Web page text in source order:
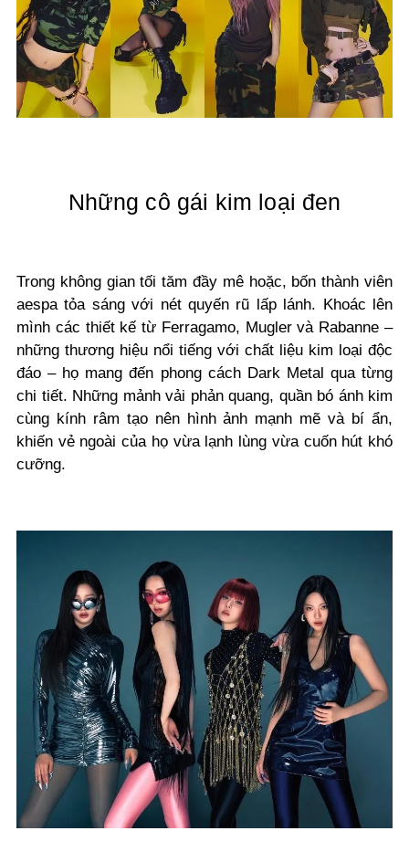
Những cô gái kim loại đen
Trong không gian tối tăm đầy mê hoặc, bốn thành viên
aespa tỏa sáng với nét quyến rũ lấp lánh. Khoác lên
mình các thiết kế từ Ferragamo, Mugler và Rabanne –
những thương hiệu nổi tiếng với chất liệu kim loại độc
đáo – họ mang đến phong cách Dark Metal qua từng
chi tiết. Những mảnh vải phản quang, quần bó ánh kim
cùng kính râm tạo nên hình ảnh mạnh mẽ và bí ẩn,
khiến vẻ ngoài của họ vừa lạnh lùng vừa cuốn hút khó
cưỡng.